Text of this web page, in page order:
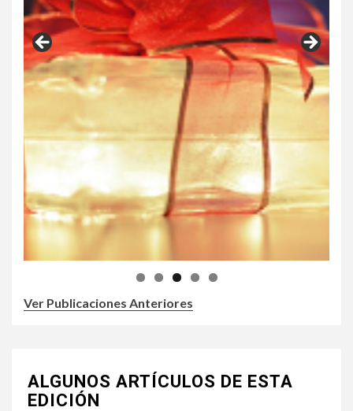
Ver Publicaciones Anteriores
ALGUNOS ARTÍCULOS DE ESTA
EDICIÓN